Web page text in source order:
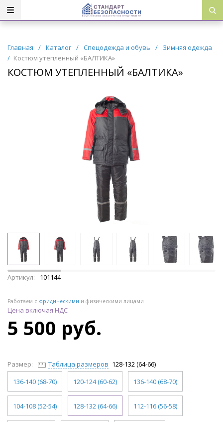
Главная / Каталог / Спецодежда и обувь /
Зимняя одежда
/ Костюм утепленный «БАЛТИКА»
КОСТЮМ УТЕПЛЕННЫЙ «БАЛТИКА»
Артикул: 101144
Работаем с юридическими и физическими лицами
Цена включая НДС
5 500 руб.
Размер: Таблица размеров 128-132 (64-66)
136-140 (68-70)
120-124 (60-62) 136-140 (68-70)
104-108 (52-54) 128-132 (64-66) 112-116 (56-58)